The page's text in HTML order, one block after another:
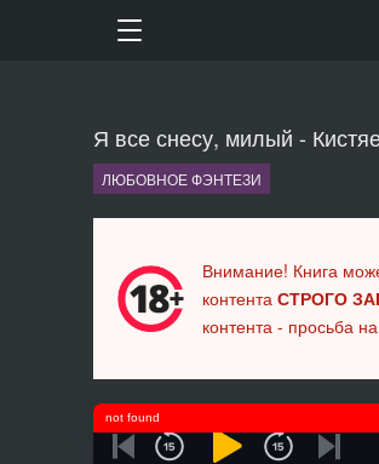
Я все снесу, милый -
ЛЮБОВНОЕ ФЭНТЕЗИ
Внимание! Книга
контента СТРОГО
контента - просьба
not found